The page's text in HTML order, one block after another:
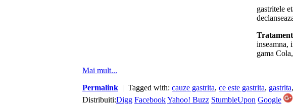
gastritele
inseamna,
gama
Mai mult...
Permalink | Tagged with: cauze gastrita, ce este gastrita, gastrita,
Distribuiti:Digg FacebookYahoo! Buzz StumbleUpon Google